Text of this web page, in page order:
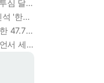
삼성전자 SK하이닉스 '파격 주주환원'으로 투심 달래고 주가도 받칠까, 100조 넘는 추가 배당 재원에 쏠리는 눈
민주당 내 보완수사권 진실 공방 계속 : 김민석 '한정애 정책위의장' 발언 근거로 내세우자 사무총장 지낸 조승래 반박
[미디어토마토] 이재명 긍정평가 4%p 하락한 47.7%, 중도층 '부정 49.7% vs 긍정 42.9%'
'4기 담관암 투병' 공유한 미국 26살 인플루언서 세상 떠났다 : 3년간 보여준 희망과 용기